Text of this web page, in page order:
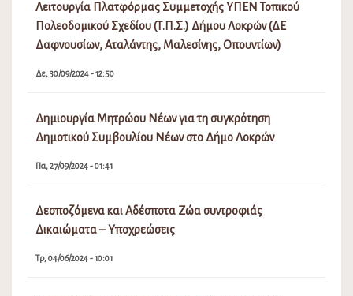
Λειτουργία Πλατφόρμας Συμμετοχής ΥΠΕΝ Τοπικού
Πολεοδομικού Σχεδίου (Τ.Π.Σ.) Δήμου Λοκρών (ΔΕ
Δαφνουσίων, Αταλάντης, Μαλεσίνης, Οπουντίων)
Δε, 30/09/2024 - 12:50
Δημιουργία Μητρώου Νέων για τη συγκρότηση
Δημοτικού Συμβουλίου Νέων στο Δήμο Λοκρών
Πα, 27/09/2024 - 01:41
Δεσποζόμενα και Αδέσποτα Ζώα συντροφιάς
Δικαιώματα – Υποχρεώσεις
Τρ, 04/06/2024 - 10:01